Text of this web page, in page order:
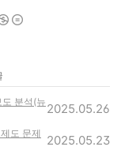
분석(뉴 2025.05.26
도 문제
2025.05.23